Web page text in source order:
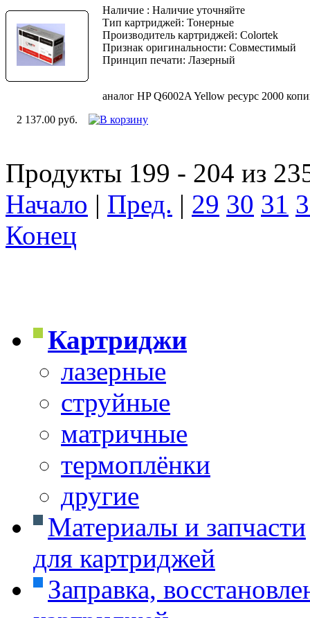
Наличие : Наличие уточняйте
Тип картриджей: Тонерные
Производитель картриджей: Colortek
Признак оригинальности: Совместимый
Принцип печати: Лазерный
аналог HP Q6002A Yellow ресурс 2000
2 137.00 руб.
Продукты 199 - 204 из
Начало | Пред. | 29 30 31
Конец
Картриджи
лазерные
струйные
матричные
термоплёнки
другие
Материалы и запчасти
для картриджей
Заправка,